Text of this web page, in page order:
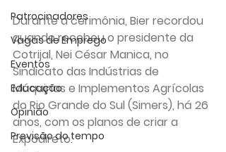
Patrocinadores
Vagas de Emprego
Eventos
Educação
Opinião
Previsão do tempo
Durante a cerimônia, Bier recordou
quando recebeu o presidente da
Cotrijal, Nei César Manica, no
Sindicato das Indústrias de
Máquinas e Implementos Agrícolas
do Rio Grande do Sul (Simers), há 26
anos, com os planos de criar a
Expodireto.